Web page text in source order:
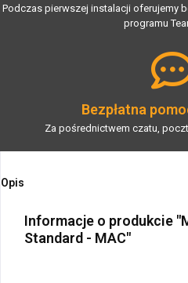
Podczas pierwszej instalacji oferujemy
programu
Bezpłatna
Za pośrednictwem czatu,
Opis
Informacje o produkcie
Standard - MAC"